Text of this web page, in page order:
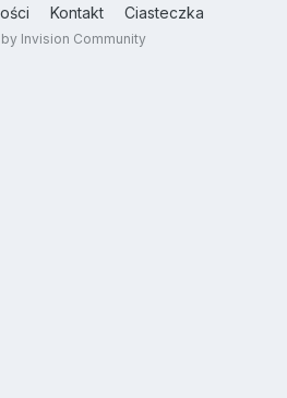
Kontakt Ciasteczka
Invision Community